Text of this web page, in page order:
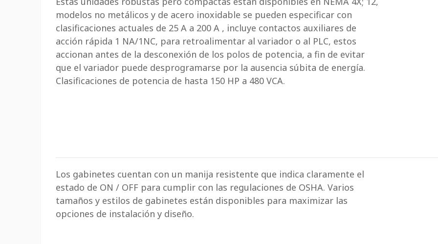
modelos no metálicos y de acero inoxidable se pueden especificar con
clasificaciones actuales de 25 A a 200 A , incluye contactos auxiliares de
acción rápida 1 NA/1NC, para retroalimentar al variador o al PLC, estos
accionan antes de la desconexión de los polos de potencia, a fin de evitar
que el variador puede desprogramarse por la ausencia súbita de energía.
Clasificaciones de potencia de hasta 150 HP a 480 VCA.
Los gabinetes cuentan con un manija resistente que indica claramente el
estado de ON / OFF para cumplir con las regulaciones de OSHA. Varios
tamaños y estilos de gabinetes están disponibles para maximizar las
opciones de instalación y diseño.